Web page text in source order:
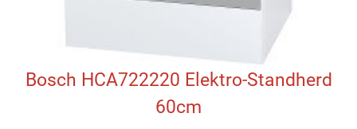
Bosch HCA722220 Elektro-Standherd
60cm